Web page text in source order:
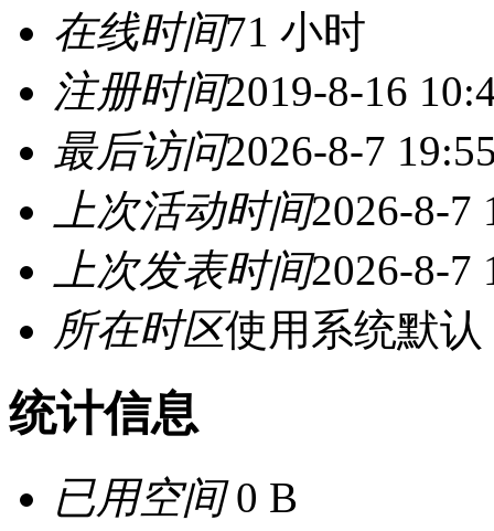
在线时间71 小时
注册时间2019-8-16
最后访问2026-8-7
上次活动时间2026-8-7
上次发表时间2026-8-7
所在时区使用系统默认
统计信息
已用空间0 B